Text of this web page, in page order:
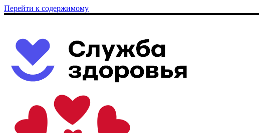
Перейти к содержимому